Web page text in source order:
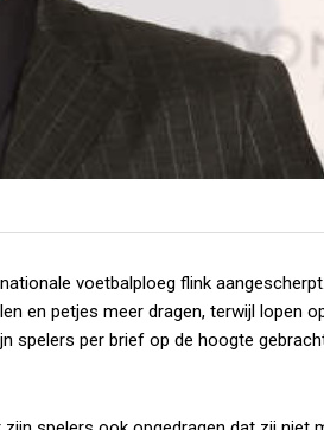
voetbalploeg flink
en petjes meer dragen, terwijl lopen
spelers per brief op de hoogte